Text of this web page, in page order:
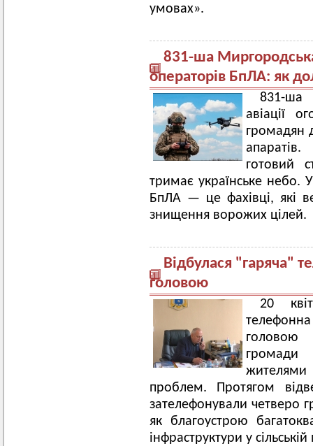
умовах».
831-ша
операторів БпЛА: як
831-ша
авіації
громадян
готовий
тримає українське небо.
БпЛА — це фахівці, які
знищення ворожих цілей.
Відбулася "гаряча"
головою
20
головою
громади
проблем. Протягом
зателефонували четверо
як благоустрою
інфраструктури у сільській